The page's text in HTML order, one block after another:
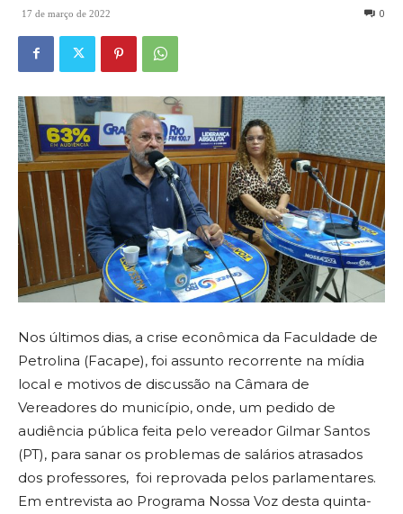
17 de março de 2022 0
Nos últimos dias, a crise econômica da Faculdade de
Petrolina (Facape), foi assunto recorrente na mídia
local e motivos de discussão na Câmara de
Vereadores do município, onde, um pedido de
audiência pública feita pelo vereador Gilmar Santos
(PT), para sanar os problemas de salários atrasados
dos professores, foi reprovada pelos parlamentares.
Em entrevista ao Programa Nossa Voz desta quinta-